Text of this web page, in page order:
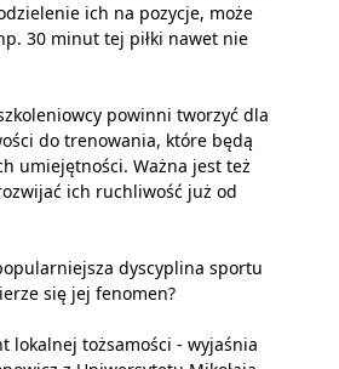
ich na pozycje, może
30 minut tej piłki nawet nie
powinni tworzyć dla
do trenowania, które będą
umiejętności. Ważna jest też
ich ruchliwość już od
dyscyplina sportu
się jej fenomen?
lokalnej tożsamości - wyjaśnia